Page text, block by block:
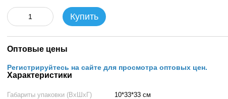
Купить
Оптовые цены
Регистрируйтесь на сайте для просмотра оптовых цен.
Характеристики
Габариты упаковки (ВхШхГ)
10*33*33 см